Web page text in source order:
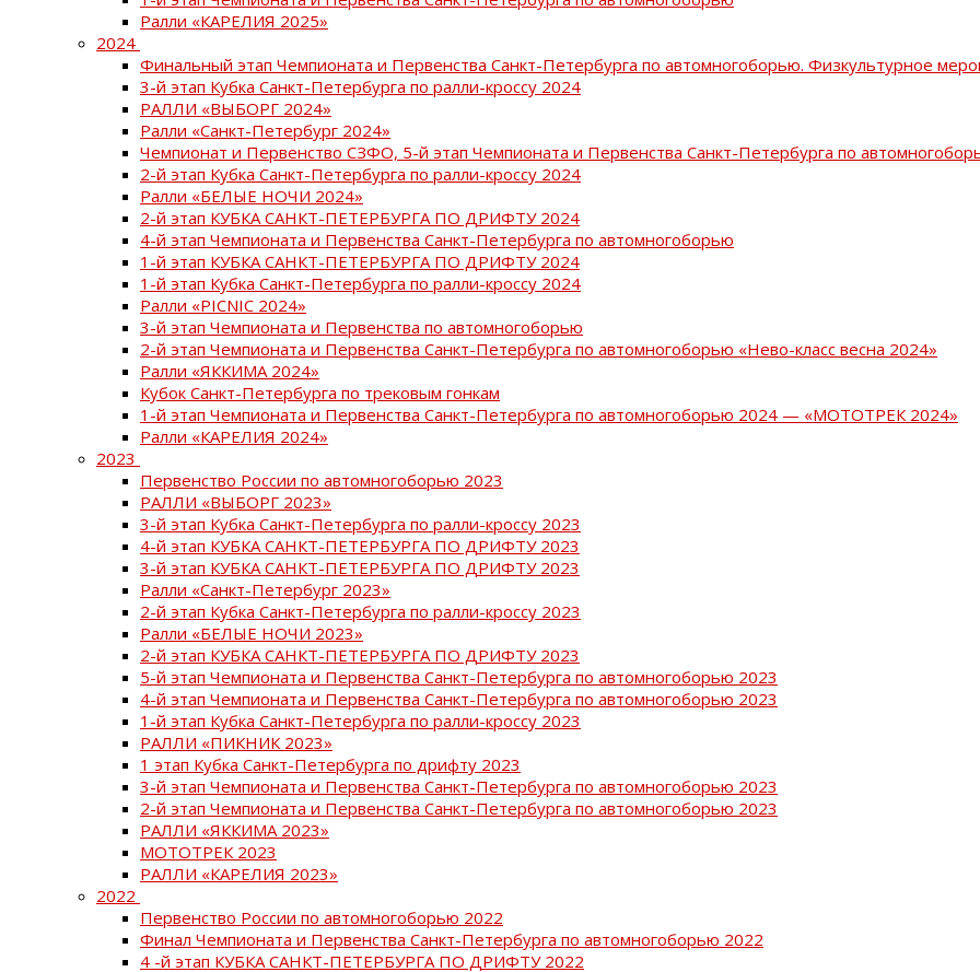
Ралли «КАРЕЛИЯ 2025»
2024
Финальный этап Чемпионата и Первенства Санкт-Петербурга по автомногоборью. Физкультурное
3-й этап Кубка Санкт-Петербурга по ралли-кроссу 2024
РАЛЛИ «ВЫБОРГ 2024»
Ралли «Санкт-Петербург 2024»
Чемпионат и Первенство СЗФО, 5-й этап Чемпионата и Первенства Санкт-Петербурга по
2-й этап Кубка Санкт-Петербурга по ралли-кроссу 2024
Ралли «БЕЛЫЕ НОЧИ 2024»
2-й этап КУБКА САНКТ-ПЕТЕРБУРГА ПО ДРИФТУ 2024
4-й этап Чемпионата и Первенства Санкт-Петербурга по автомногоборью
1-й этап КУБКА САНКТ-ПЕТЕРБУРГА ПО ДРИФТУ 2024
1-й этап Кубка Санкт-Петербурга по ралли-кроссу 2024
Ралли «PICNIC 2024»
3-й этап Чемпионата и Первенства по автомногоборью
2-й этап Чемпионата и Первенства Санкт-Петербурга по автомногоборью «Нево-класс весна 2024»
Ралли «ЯККИМА 2024»
Кубок Санкт-Петербурга по трековым гонкам
1-й этап Чемпионата и Первенства Санкт-Петербурга по автомногоборью 2024 — «МОТОТРЕК 2024»
Ралли «КАРЕЛИЯ 2024»
2023
Первенство России по автомногоборью 2023
РАЛЛИ «ВЫБОРГ 2023»
3-й этап Кубка Санкт-Петербурга по ралли-кроссу 2023
4-й этап КУБКА САНКТ-ПЕТЕРБУРГА ПО ДРИФТУ 2023
3-й этап КУБКА САНКТ-ПЕТЕРБУРГА ПО ДРИФТУ 2023
Ралли «Санкт-Петербург 2023»
2-й этап Кубка Санкт-Петербурга по ралли-кроссу 2023
Ралли «БЕЛЫЕ НОЧИ 2023»
2-й этап КУБКА САНКТ-ПЕТЕРБУРГА ПО ДРИФТУ 2023
5-й этап Чемпионата и Первенства Санкт-Петербурга по автомногоборью 2023
4-й этап Чемпионата и Первенства Санкт-Петербурга по автомногоборью 2023
1-й этап Кубка Санкт-Петербурга по ралли-кроссу 2023
РАЛЛИ «ПИКНИК 2023»
1 этап Кубка Санкт-Петербурга по дрифту 2023
3-й этап Чемпионата и Первенства Санкт-Петербурга по автомногоборью 2023
2-й этап Чемпионата и Первенства Санкт-Петербурга по автомногоборью 2023
РАЛЛИ «ЯККИМА 2023»
МОТОТРЕК 2023
РАЛЛИ «КАРЕЛИЯ 2023»
2022
Первенство России по автомногоборью 2022
Финал Чемпионата и Первенства Санкт-Петербурга по автомногоборью 2022
4 -й этап КУБКА САНКТ-ПЕТЕРБУРГА ПО ДРИФТУ 2022